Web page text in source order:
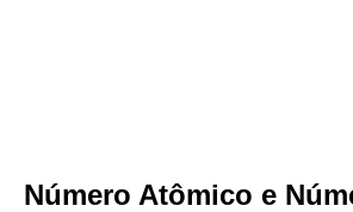
Número Atômico e